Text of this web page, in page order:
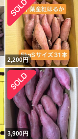
2,200円
3,900円